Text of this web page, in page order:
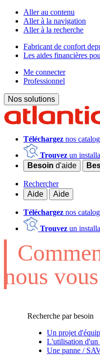
Aller au contenu
Aller à la navigation
Aller à la recherche
Fabricant de confort
Les aides financières
Me connecter
Professionnel
Nos solutions
Téléchargez nos
Trouvez un
Besoin d'aide
Rechercher
Aide
Aide
Téléchargez nos
Trouvez un
nous
Recherche par besoin
Un projet
L'utilisation d'un
Une panne /